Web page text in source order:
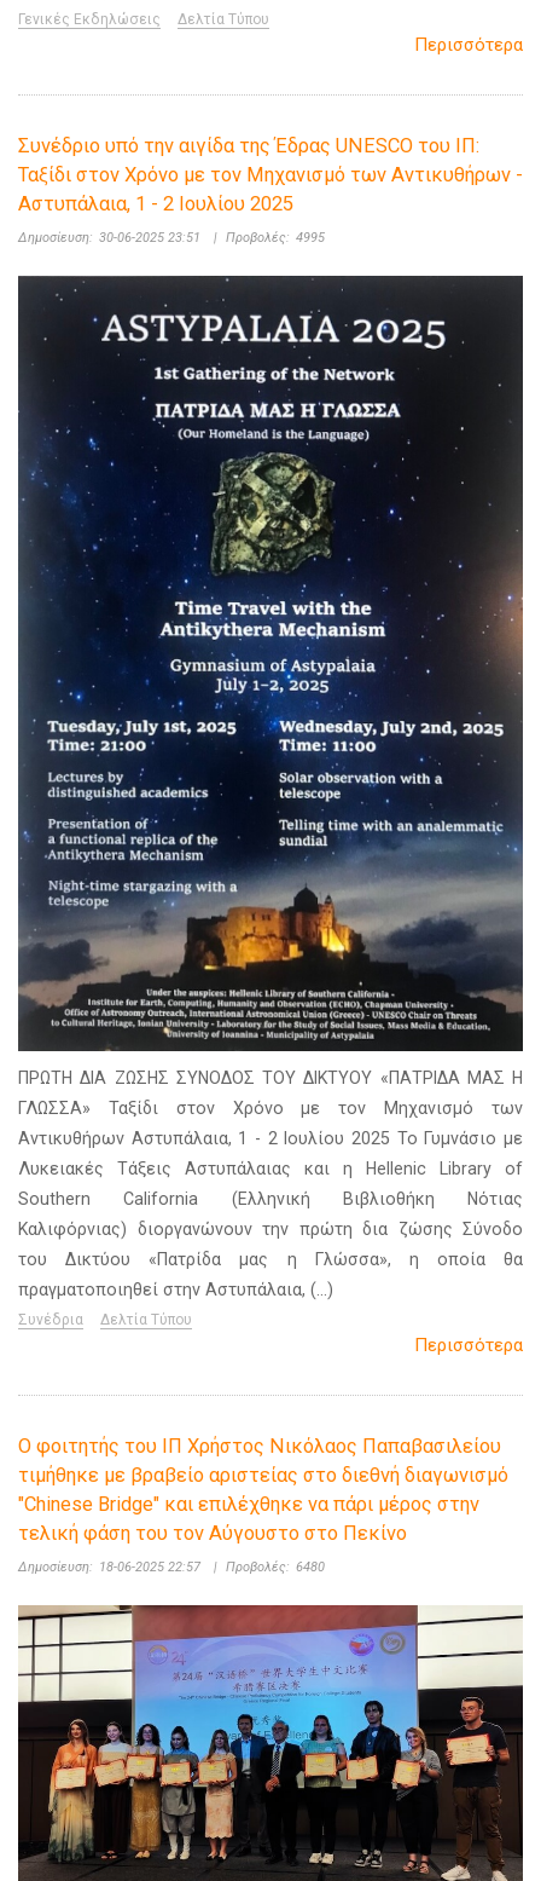
Γενικές Εκδηλώσεις Δελτία Τύπου
Περισσότερα
Συνέδριο υπό την αιγίδα της Έδρας UNESCO του ΙΠ:
Ταξίδι στον Χρόνο με τον Μηχανισμό των Αντικυθήρων -
Αστυπάλαια, 1 - 2 Ιουλίου 2025
Δημοσίευση: 30-06-2025 23:51 | Προβολές: 4995
ΠΡΩΤΗ ΔΙΑ ΖΩΣΗΣ ΣΥΝΟΔΟΣ ΤΟΥ ΔΙΚΤΥΟΥ «ΠΑΤΡΙΔΑ ΜΑΣ Η
ΓΛΩΣΣΑ» Ταξίδι στον Χρόνο με τον Μηχανισμό των
Αντικυθήρων Αστυπάλαια, 1 - 2 Ιουλίου 2025 Το Γυμνάσιο με
Λυκειακές Τάξεις Αστυπάλαιας και η Hellenic Library of
Southern California (Ελληνική Βιβλιοθήκη Νότιας
Καλιφόρνιας) διοργανώνουν την πρώτη δια ζώσης Σύνοδο
του Δικτύου «Πατρίδα μας η Γλώσσα», η οποία θα
πραγματοποιηθεί στην Αστυπάλαια, (...)
Συνέδρια Δελτία Τύπου
Περισσότερα
Ο φοιτητής του ΙΠ Χρήστος Νικόλαος Παπαβασιλείου
τιμήθηκε με βραβείο αριστείας στο διεθνή διαγωνισμό
"Chinese Bridge" και επιλέχθηκε να πάρι μέρος στην
τελική φάση του τον Αύγουστο στο Πεκίνο
Δημοσίευση: 18-06-2025 22:57 | Προβολές: 6480